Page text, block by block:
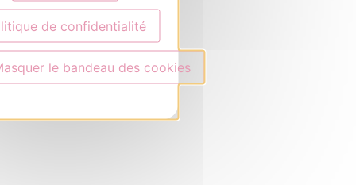
de confidentialité
le bandeau des cookies